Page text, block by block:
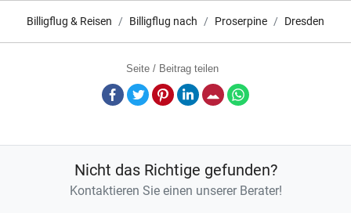
Billigflug & Reisen Billigflug nach Proserpine Dresden
Seite / Beitrag teilen
Facebook
TwitterPinterestLinkedInE-Mail
Nicht das Richtige gefunden?
Kontaktieren Sie einen unserer Berater!